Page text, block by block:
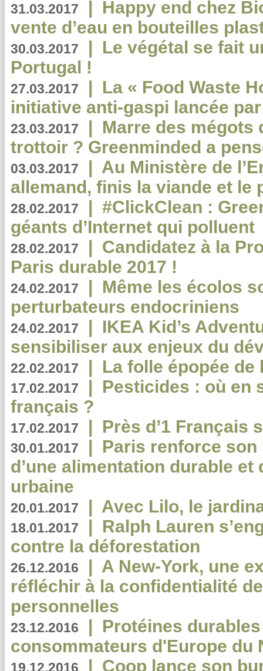
31.03.2017 | Happy end chez
vente d’eau en bouteilles
30.03.2017 | Le végétal se fait
Portugal !
27.03.2017 | La « Food Waste
initiative anti-gaspi lancée
23.03.2017 | Marre des mégots
trottoir ? Greenminded a
03.03.2017 | Au Ministère de
allemand, finis la viande et le
28.02.2017 | #ClickClean :
géants d’Internet qui polluent
28.02.2017 | Candidatez à la
Paris durable 2017 !
24.02.2017 | Même les écolos
perturbateurs endocriniens
24.02.2017 | IKEA Kid’s
sensibiliser aux enjeux du
22.02.2017 | La folle épopée de
17.02.2017 | Pesticides : où en
français ?
17.02.2017 | Près d’1 Français
30.01.2017 | Paris renforce
d’une alimentation durable et
urbaine
20.01.2017 | Avec Lilo, le
18.01.2017 | Ralph Lauren
contre la déforestation
26.12.2016 | A New-York, une
réfléchir à la confidentialité
personnelles
23.12.2016 | Protéines
consommateurs d'Europe du
19.12.2016 | Coop lance son